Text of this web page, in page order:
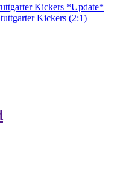
Kickers *Update*
Kickers (2:1)